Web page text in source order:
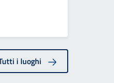
i luoghi